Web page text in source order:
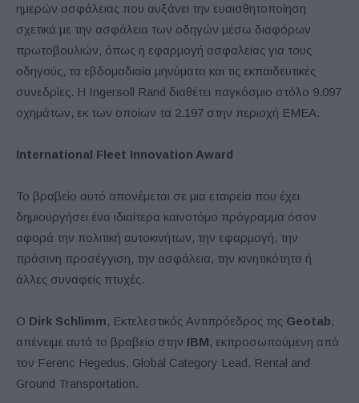
ημερών ασφάλειας που αυξάνει την ευαισθητοποίηση
σχετικά με την ασφάλεια των οδηγών μέσω διαφόρων
πρωτοβουλιών, όπως η εφαρμογή ασφαλείας για τους
οδηγούς, τα εβδομαδιαία μηνύματα και τις εκπαιδευτικές
συνεδρίες. Η Ingersoll Rand διαθέτει παγκόσμιο στόλο 9.097
οχημάτων, εκ των οποίων τα 2.197 στην περιοχή ΕΜΕΑ.
International Fleet Innovation Award
Το βραβείο αυτό απονέμεται σε μια εταιρεία που έχει
δημιουργήσει ένα ιδιαίτερα καινοτόμο πρόγραμμα όσον
αφορά την πολιτική αυτοκινήτων, την εφαρμογή, την
πράσινη προσέγγιση, την ασφάλεια, την κινητικότητα ή
άλλες συναφείς πτυχές.
Ο Dirk Schlimm, Εκτελεστικός Αντιπρόεδρος της Geotab,
απένειμε αυτό το βραβείο στην IBM, εκπροσωπούμενη από
τον Ferenc Hegedus, Global Category Lead, Rental and
Ground Transportation.